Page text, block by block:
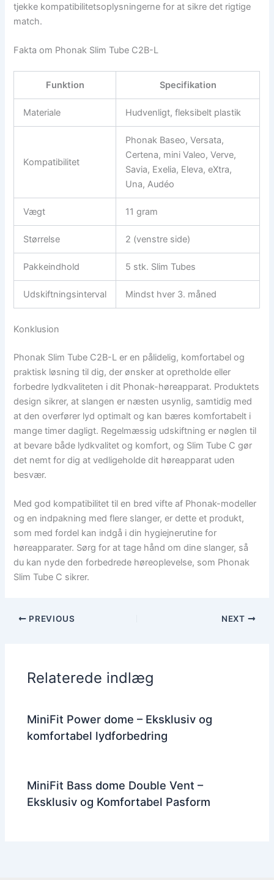
tjekke kompatibilitetsoplysningerne for at sikre det rigtige
match.
Fakta om Phonak Slim Tube C2B-L
Funktion Specifikation
Materiale Hudvenligt, fleksibelt plastik
Kompatibilitet
Phonak Baseo, Versata,
Certena, mini Valeo, Verve,
Savia, Exelia, Eleva, eXtra,
Una, Audéo
Vægt 11 gram
Størrelse 2 (venstre side)
Pakkeindhold 5 stk. Slim Tubes
Udskiftningsinterval Mindst hver 3. måned
Konklusion
Phonak Slim Tube C2B-L er en pålidelig, komfortabel og
praktisk løsning til dig, der ønsker at opretholde eller
forbedre lydkvaliteten i dit Phonak-høreapparat. Produktets
design sikrer, at slangen er næsten usynlig, samtidig med
at den overfører lyd optimalt og kan bæres komfortabelt i
mange timer dagligt. Regelmæssig udskiftning er nøglen til
at bevare både lydkvalitet og komfort, og Slim Tube C gør
det nemt for dig at vedligeholde dit høreapparat uden
besvær.
Med god kompatibilitet til en bred vifte af Phonak-modeller
og en indpakning med flere slanger, er dette et produkt,
som med fordel kan indgå i din hygiejnerutine for
høreapparater. Sørg for at tage hånd om dine slanger, så
du kan nyde den forbedrede høreoplevelse, som Phonak
Slim Tube C sikrer.
PREVIOUS NEXT
Relaterede indlæg
MiniFit Power dome – Eksklusiv og
komfortabel lydforbedring
MiniFit Bass dome Double Vent –
Eksklusiv og Komfortabel Pasform